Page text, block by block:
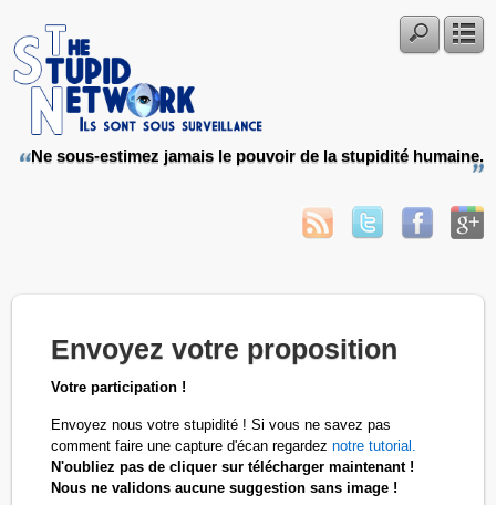
Ne sous-estimez jamais le pouvoir de la stupidité humaine.
Envoyez votre proposition
Votre participation !
Envoyez nous votre stupidité ! Si vous ne savez pas
comment faire une capture d'écan regardeznotre tutorial.
N'oubliez pas de cliquer sur télécharger maintenant !
Nous ne validons aucune suggestion sans image !